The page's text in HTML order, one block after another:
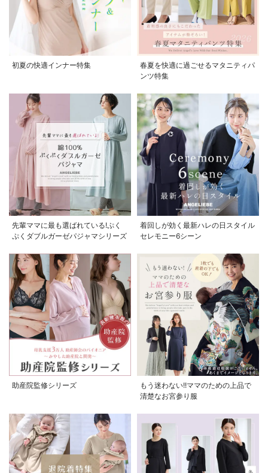
初夏の快適インナー特集
春夏を快適に過ごせるマタニティパ
ンツ特集
先輩ママに最も選ばれている!ぷく
ぷくダブルガーゼパジャマシリーズ
着回しが効く最新ハレの日スタイル
セレモニー6シーン
助産院監修シリーズ
もう迷わない!!ママのための上品で
清楚なお宮参り服